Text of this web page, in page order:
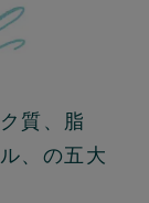
質、脂
、の五大